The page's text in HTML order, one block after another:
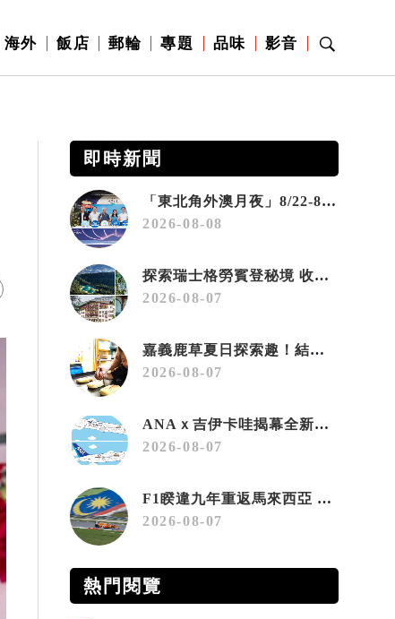
海外 飯店 郵輪 專題 品味 影音
即時新聞
「東北角外澳月夜」8/22-8/23浪漫登場 串聯五漁村、音樂、市集、火舞與慢旅共度夏夜
2026-08-08
探索瑞士格勞賓登秘境 收藏六種阿爾卑斯夏日療癒之旅
2026-08-07
嘉義鹿草夏日探索趣！結合科學、農場與自然的親子小旅行
2026-08-07
ANAｘ吉伊卡哇揭幕全新彩繪機「Chiikawa JET」
2026-08-07
F1睽違九年重返馬來西亞 三大國際賽事打造10月運動旅遊熱潮 賽車、自行車、路跑同週登場
2026-08-07
熱門閱覽